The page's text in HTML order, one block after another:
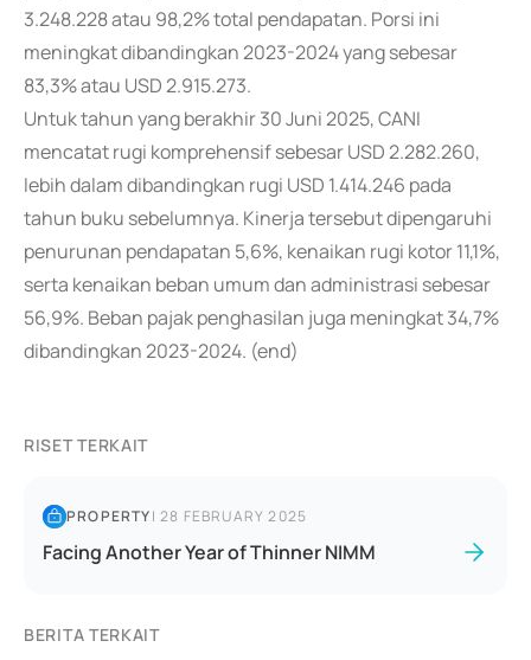
3.248.228 atau 98,2% total pendapatan. Porsi ini
meningkat dibandingkan 2023-2024 yang sebesar
83,3% atau USD 2.915.273.
Untuk tahun yang berakhir 30 Juni 2025, CANI
mencatat rugi komprehensif sebesar USD 2.282.260,
lebih dalam dibandingkan rugi USD 1.414.246 pada
tahun buku sebelumnya. Kinerja tersebut dipengaruhi
penurunan pendapatan 5,6%, kenaikan rugi kotor 11,1%,
serta kenaikan beban umum dan administrasi sebesar
56,9%. Beban pajak penghasilan juga meningkat 34,7%
dibandingkan 2023-2024. (end)
RISET TERKAIT
PROPERTY|28 FEBRUARY 2025
Facing Another Year of Thinner NIMM
BERITA TERKAIT